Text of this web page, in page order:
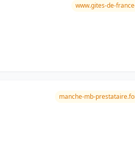
www.gites-de-
manche-mb-